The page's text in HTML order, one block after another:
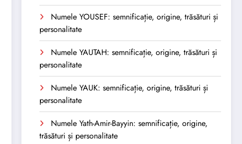
Numele YOUSEF: semnificație, origine, trăsături și
personalitate
Numele YAUTAH: semnificație, origine, trăsături și
personalitate
Numele YAUK: semnificație, origine, trăsături și
personalitate
Numele Yath-Amir-Bayyin: semnificație, origine,
trăsături și personalitate